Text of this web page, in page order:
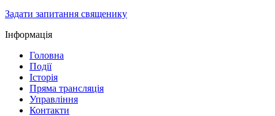
Задати запитання священику
Інформація
Головна
Події
Історія
Пряма трансляція
Управління
Контакти